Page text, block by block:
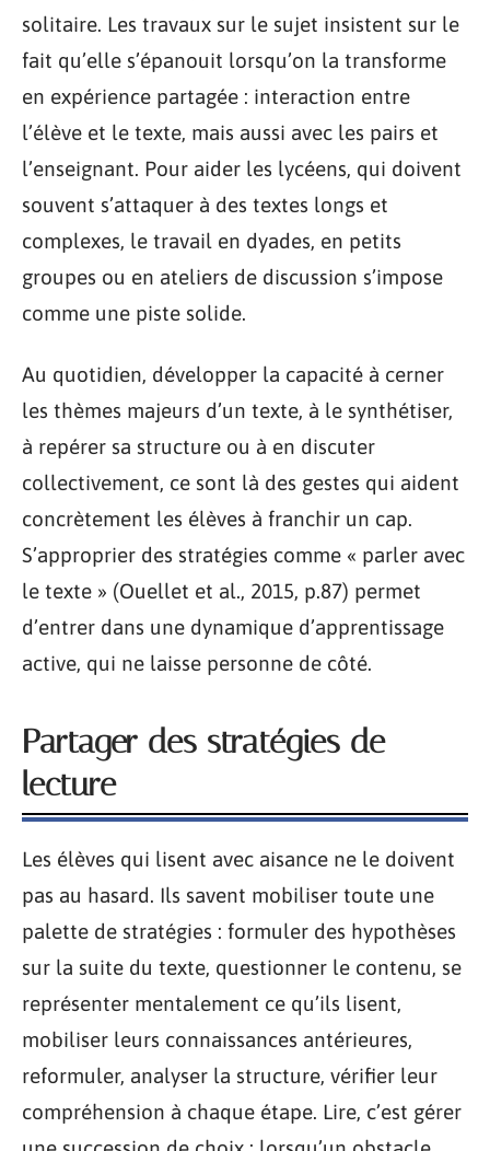
solitaire. Les travaux sur le sujet insistent sur le
fait qu’elle s’épanouit lorsqu’on la transforme
en expérience partagée : interaction entre
l’élève et le texte, mais aussi avec les pairs et
l’enseignant. Pour aider les lycéens, qui doivent
souvent s’attaquer à des textes longs et
complexes, le travail en dyades, en petits
groupes ou en ateliers de discussion s’impose
comme une piste solide.
Au quotidien, développer la capacité à cerner
les thèmes majeurs d’un texte, à le synthétiser,
à repérer sa structure ou à en discuter
collectivement, ce sont là des gestes qui aident
concrètement les élèves à franchir un cap.
S’approprier des stratégies comme « parler avec
le texte » (Ouellet et al., 2015, p.87) permet
d’entrer dans une dynamique d’apprentissage
active, qui ne laisse personne de côté.
Partager des stratégies de
lecture
Les élèves qui lisent avec aisance ne le doivent
pas au hasard. Ils savent mobiliser toute une
palette de stratégies : formuler des hypothèses
sur la suite du texte, questionner le contenu, se
représenter mentalement ce qu’ils lisent,
mobiliser leurs connaissances antérieures,
reformuler, analyser la structure, vérifier leur
compréhension à chaque étape. Lire, c’est gérer